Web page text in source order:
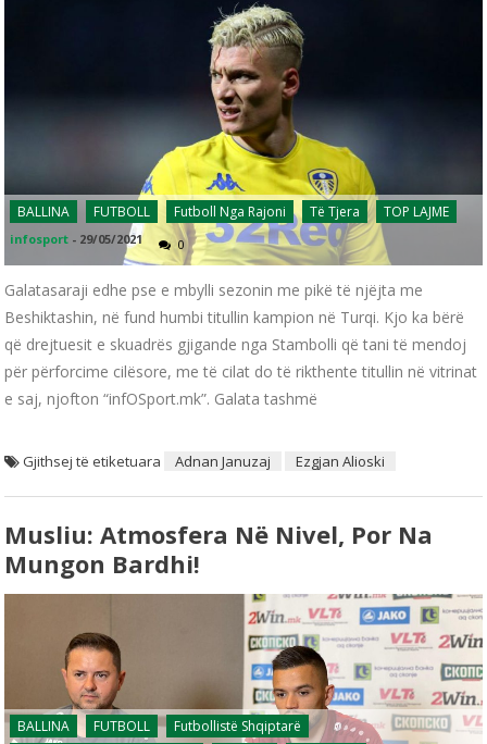
BALLINA FUTBOLL Futboll Nga Rajoni Të Tjera TOP LAJME
infosport - 29/05/2021 0
Galatasaraji edhe pse e mbylli sezonin me pikë të njëjta me
Beshiktashin, në fund humbi titullin kampion në Turqi. Kjo ka bërë
që drejtuesit e skuadrës gjigande nga Stambolli që tani të mendoj
për përforcime cilësore, me të cilat do të rikthente titullin në vitrinat
e saj, njofton “infOSport.mk”. Galata tashmë
Gjithsej të etiketuara Adnan Januzaj Ezgjan Alioski
Musliu: Atmosfera Në Nivel, Por Na
Mungon Bardhi!
BALLINA FUTBOLL
Futbollistë Shqiptarë